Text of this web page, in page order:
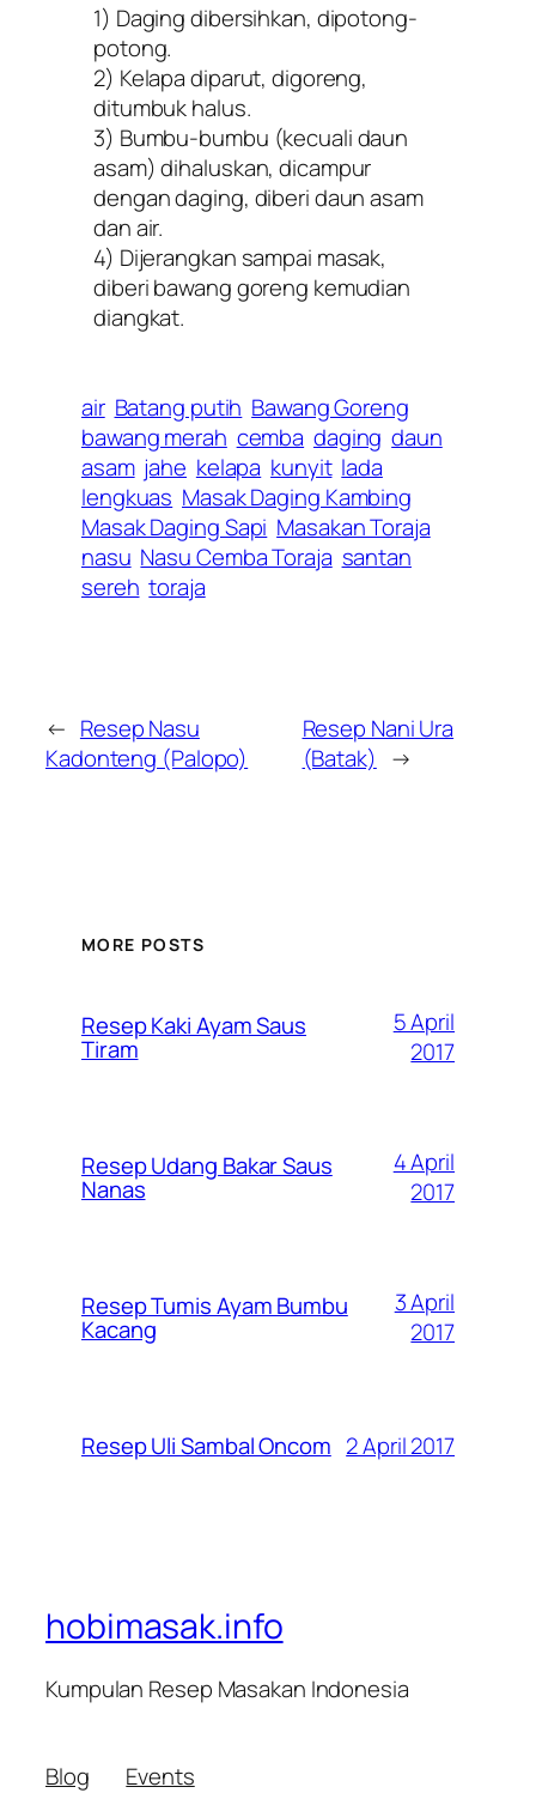
1) Daging dibersihkan, dipotong-
potong.
2) Kelapa diparut, digoreng,
ditumbuk halus.
3) Bumbu-bumbu (kecuali daun
asam) dihaluskan, dicampur
dengan daging, diberi daun asam
dan air.
4) Dijerangkan sampai masak,
diberi bawang goreng kemudian
diangkat.
air Batang putih Bawang Goreng
bawang merah cemba daging daun
asam jahe kelapa kunyit lada
lengkuas Masak Daging Kambing
Masak Daging Sapi Masakan Toraja
nasu Nasu Cemba Toraja santan
sereh toraja
← Resep Nasu
Kadonteng (Palopo)
Resep Nani Ura
(Batak) →
MORE POSTS
Resep Kaki Ayam Saus
Tiram
5 April
2017
Resep Udang Bakar Saus
Nanas
4 April
2017
Resep Tumis Ayam Bumbu
Kacang
3 April
2017
Resep Uli Sambal Oncom 2 April 2017
hobimasak.info
Kumpulan Resep Masakan Indonesia
Blog
Events